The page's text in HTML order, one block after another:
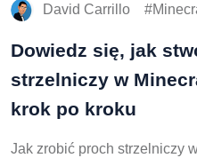
David Carrillo
Dowiedz się, jak
strzelniczy w
krok po kroku
Jak zrobić proch strzelniczy